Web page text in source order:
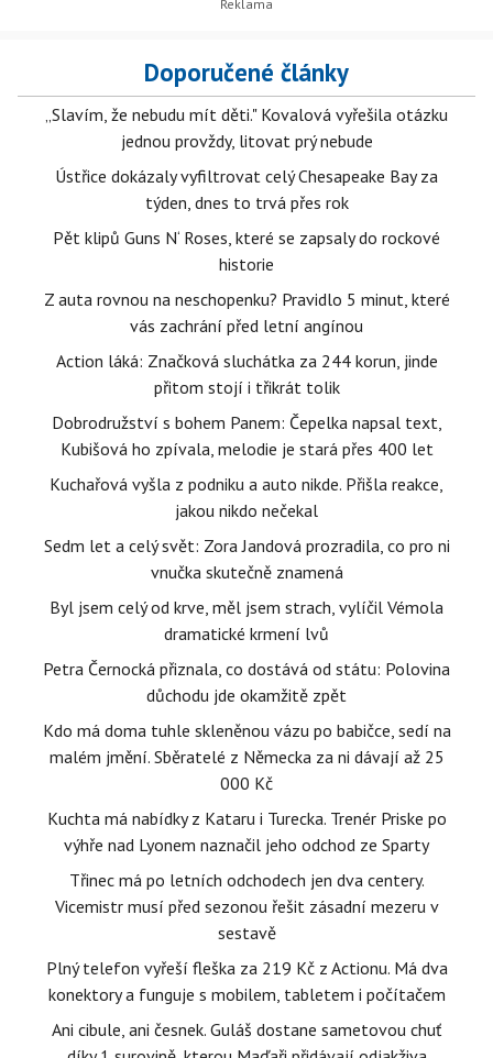
Doporučené články
„Slavím, že nebudu mít děti." Kovalová vyřešila otázku
jednou provždy, litovat prý nebude
Ústřice dokázaly vyfiltrovat celý Chesapeake Bay za
týden, dnes to trvá přes rok
Pět klipů Guns N‘ Roses, které se zapsaly do rockové
historie
Z auta rovnou na neschopenku? Pravidlo 5 minut, které
vás zachrání před letní angínou
Action láká: Značková sluchátka za 244 korun, jinde
přitom stojí i třikrát tolik
Dobrodružství s bohem Panem: Čepelka napsal text,
Kubišová ho zpívala, melodie je stará přes 400 let
Kuchařová vyšla z podniku a auto nikde. Přišla reakce,
jakou nikdo nečekal
Sedm let a celý svět: Zora Jandová prozradila, co pro ni
vnučka skutečně znamená
Byl jsem celý od krve, měl jsem strach, vylíčil Vémola
dramatické krmení lvů
Petra Černocká přiznala, co dostává od státu: Polovina
důchodu jde okamžitě zpět
Kdo má doma tuhle skleněnou vázu po babičce, sedí na
malém jmění. Sběratelé z Německa za ni dávají až 25
000 Kč
Kuchta má nabídky z Kataru i Turecka. Trenér Priske po
výhře nad Lyonem naznačil jeho odchod ze Sparty
Třinec má po letních odchodech jen dva centery.
Vicemistr musí před sezonou řešit zásadní mezeru v
sestavě
Plný telefon vyřeší fleška za 219 Kč z Actionu. Má dva
konektory a funguje s mobilem, tabletem i počítačem
Ani cibule, ani česnek. Guláš dostane sametovou chuť